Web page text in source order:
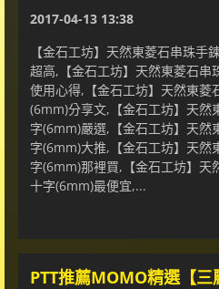
2017-04-13 13:38
【金石工坊】天然東菱石串珠手
超高,【金石工坊】天然東菱石串
使用心得,【金石工坊】天然東菱
(6mm)分享文,【金石工坊】天然
字(6mm)嚴選,【金石工坊】天然
字(6mm)大推,【金石工坊】天然
字(6mm)那裡買,【金石工坊】天
十字(6mm)最便宜,...
PTT推薦MOMO精選【三